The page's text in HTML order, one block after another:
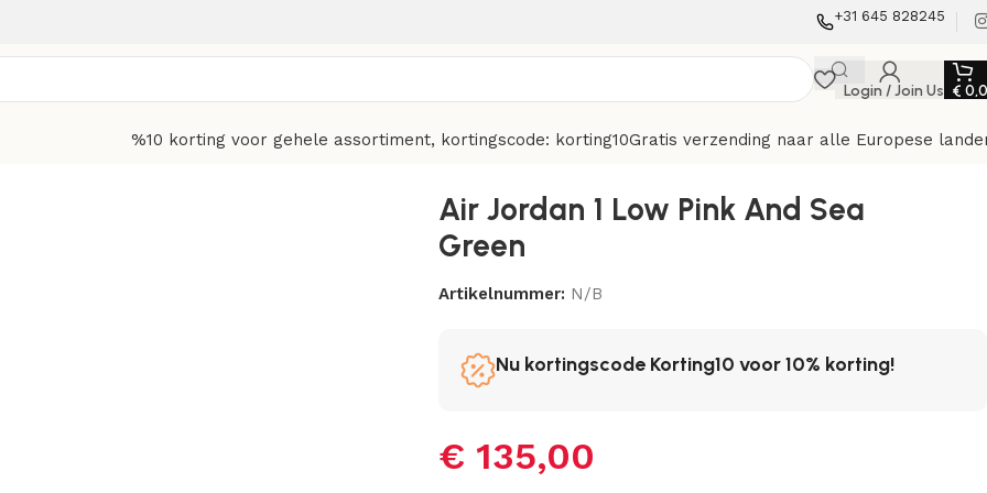
+31 645 828245
Login / Join Us €
%10 korting voor gehele assortiment, kortingscode: korting10Gratis verzending naar alle Europese
Air Jordan 1 Low Pink And Sea
Green
Artikelnummer: N/B
Nu kortingscode Korting10 voor 10% korting!
€ 135,00